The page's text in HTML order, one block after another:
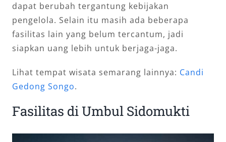
dapat berubah tergantung kebijakan
pengelola. Selain itu masih ada beberapa
fasilitas lain yang belum tercantum, jadi
siapkan uang lebih untuk berjaga-jaga.
Lihat tempat wisata semarang lainnya: Candi
Gedong Songo.
Fasilitas di Umbul Sidomukti